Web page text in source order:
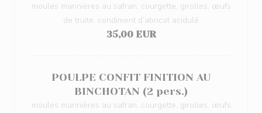
moules marinières au safran, courgette, girolles, œufs
de truite, condiment d’abricot acidulé
35,00 EUR
POULPE CONFIT FINITION AU
BINCHOTAN (2 pers.)
moules marinières au safran, courgette, girolles, œufs